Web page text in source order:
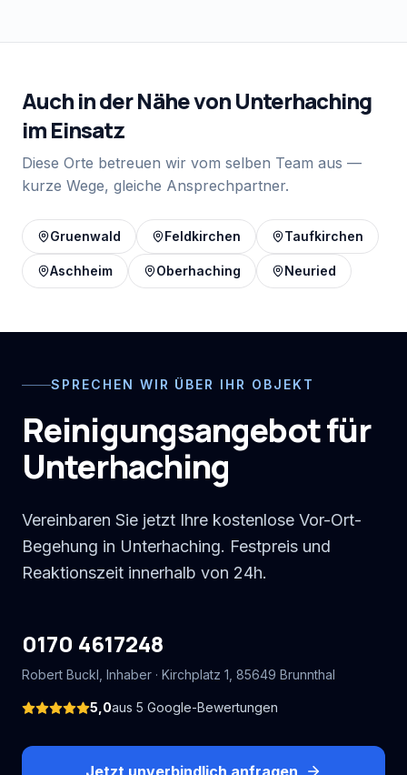
Auch in der Nähe vonUnterhaching
im Einsatz
Diese Orte betreuen wir vom selben Team aus —
kurze Wege, gleiche Ansprechpartner.
Gruenwald Feldkirchen Taufkirchen
Aschheim Oberhaching Neuried
SPRECHEN WIR ÜBER IHR OBJEKT
Reinigungsangebot für
Unterhaching
Vereinbaren Sie jetzt Ihre kostenlose Vor-Ort-
Begehung in Unterhaching. Festpreis und
Reaktionszeit innerhalb von 24h.
0170 4617248
Robert Buckl , Inhaber · Kirchplatz 1 85649 Brunnthal
5,0aus 5 Google-Bewertungen
Jetzt unverbindlich anfragen